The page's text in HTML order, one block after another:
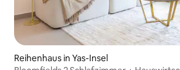
Reihenhaus in Yas-Insel